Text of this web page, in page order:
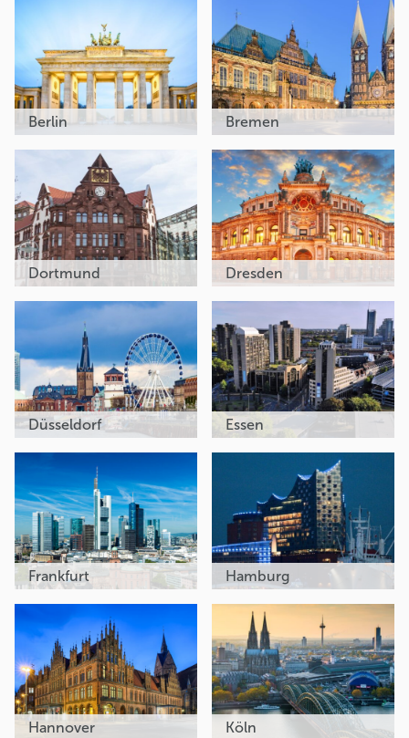
Berlin Bremen
Dortmund Dresden
Düsseldorf Essen
Frankfurt Hamburg
Hannover Köln